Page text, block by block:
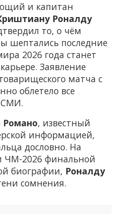
и капитан
Роналду
то, о чём
шептались последние
2026 года станет
Заявление
матча с
облетело все
СМИ.
, известный
информацией,
дословно. На
ЧМ-2026 финальной
биографии, Роналду
сомнения.